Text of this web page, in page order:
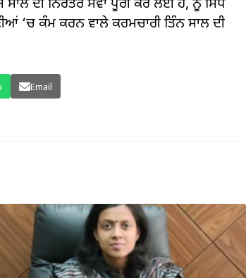
ਦੀ ਨਿਰੰਤਰ ਸੇਵਾ ਪੂਰੀ ਕਰ ਲਈ ਹੈ, ਨੂੰ ਸਿੱਧੇ
‘ਚ ਕੰਮ ਕਰਨ ਵਾਲੇ ਕਰਮਚਾਰੀ ਤਿੰਨ ਸਾਲ ਦੀ
Email